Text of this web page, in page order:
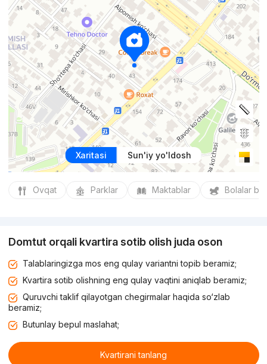
Xaritasi Sun'iy yo'ldosh
Ovqat Parklar Maktablar Bolalar
Domtut orqali kvartira sotib olish juda oson
Talablaringizga mos eng qulay variantni topib beramiz;
Kvartira sotib olishning eng qulay vaqtini aniqlab beramiz;
Quruvchi taklif qilayotgan chegirmalar haqida so‘zlab
beramiz;
Butunlay bepul maslahat;
Kvartirani tanlang